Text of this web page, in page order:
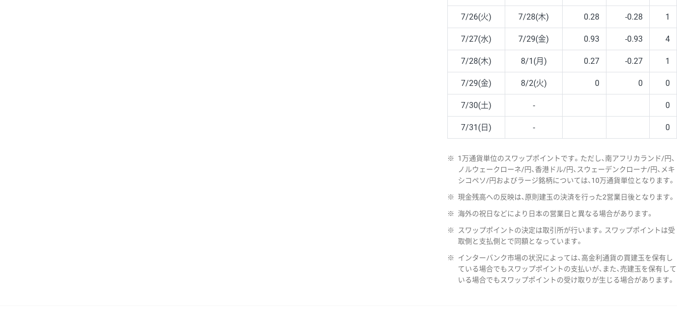
7/26(火) 7/28(木) 0.28 -0.28 1
7/27(水) 7/29(金) 0.93 -0.93 4
7/28(木) 8/1(月) 0.27 -0.27 1
7/29(金) 8/2(火) 0 0 0
7/30(土) - 0
7/31(日) - 0
※
1万通貨単位のスワップポイントです。ただし、南アフリカランド/円、
ノルウェークローネ/円、香港ドル/円、スウェーデンクローナ/円、メキ
シコペソ/円およびラージ銘柄については、10万通貨単位となります。
※ 現金残高への反映は、原則建玉の決済を行った2営業日後となります。
※ 海外の祝日などにより日本の営業日と異なる場合があります。
※
スワップポイントの決定は取引所が行います。スワップポイントは受
取側と支払側とで同額となっています。
※
インターバンク市場の状況によっては、高金利通貨の買建玉を保有し
ている場合でもスワップポイントの支払いが、また、売建玉を保有して
いる場合でもスワップポイントの受け取りが生じる場合があります。